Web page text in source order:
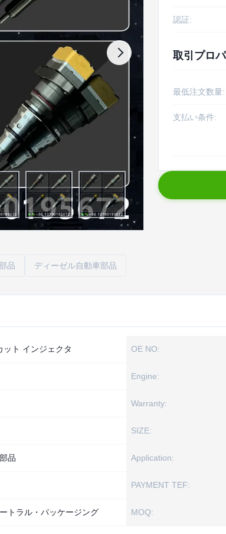
認証:
取引プロ
最低注文数量:
支払い条件:
品 ディーゼル自動車部品
ット インジェクタ OE NO:
Engine:
Warranty:
SIZE:
品 Application:
PAYMENT TEF:
トラル・パッケージング MOQ: